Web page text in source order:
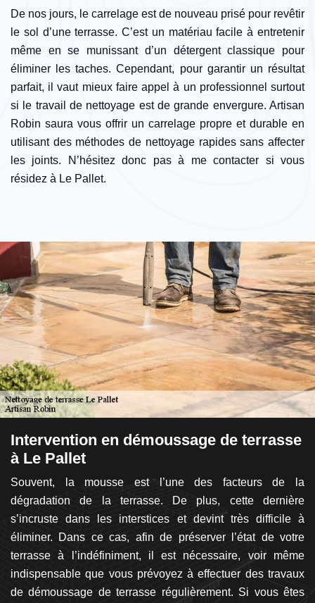
De nos jours, le carrelage est de nouveau prisé pour revêtir
le sol d’une terrasse. C’est un matériau facile à entretenir
même en se munissant d’un détergent classique pour
éliminer les taches. Cependant, pour garantir un résultat
parfait, il vaut mieux faire appel à un professionnel surtout
si le travail de nettoyage est de grande envergure. Artisan
Robin saura vous offrir un carrelage propre et durable en
utilisant des méthodes de nettoyage rapides sans affecter
les joints. N’hésitez donc pas à me contacter si vous
résidez à Le Pallet.
Intervention en démoussage de terrasse
à Le Pallet
Souvent, la mousse est l’une des facteurs de la
dégradation de la terrasse. De plus, cette dernière
s’incruste dans les interstices et devint très difficile à
éliminer. Dans ce cas, afin de préserver l’état de votre
terrasse à l’indéfiniment, il est nécessaire, voir même
indispensable que vous prévoyez à effectuer des travaux
de démoussage de terrasse régulièrement. Si vous êtes